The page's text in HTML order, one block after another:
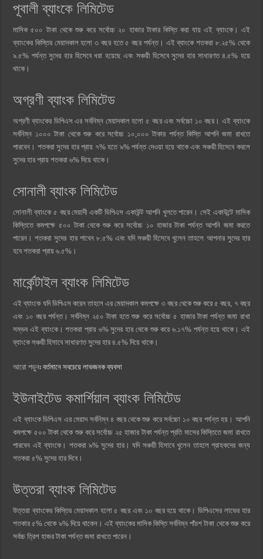
পূবালী ব্যাংকে লিমিটেড
মাসিক ৫০০ টাকা থেকে শুরু করে সর্বোচ্চ ২০ হাজার টাকার কিস্তি করা যায় এই ব্যাংকে। এই
ব্যাংকের কিস্তির মেয়াদকাল হলো ৩ বছর হতে ৫ বছর পর্যন্ত। এই ব্যাংকে শতকরা ৮.২৫% থেকে
৯.৫% পর্যন্ত সুদের হার হিসেবে ধরা হয়েছে এবং সঞ্চয়ী হিসেবে সুদের হার সাধারণত ৪.৫% হয়ে
থাকে।
অগ্রণী ব্যাংক লিমিটেড
অগ্রণী ব্যাংকের ডিপিএস এর সর্বনিম্ন মেয়াদকাল হলো ৫ বছর এবং সর্বচ্চো ১০ বছর। এই ব্যাংকে
সর্বনিম্ন ১০০০ টাকা থেকে শুরু করে সর্বোচ্চ ১০,০০০ টাকার পর্যন্ত কিস্তি আপনি জমা রাখতে
পারবেন। শতকরা সুদের হার প্রায় ৭% হতে ৯% পর্যন্ত দেওয়া হয়ে থাকে এবং সঞ্চয়ী হিসেবে করলে
সুদের হার প্রায় শতকরা ৬% দিয়ে থাকে।
সোনালী ব্যাংক লিমিটেড
সোনালী ব্যাংকে ৫ বছর মেয়াদী একটি ডিপিএস একাউন্ট আপনি খুলতে পারেন। সেই একাউন্টে মাসিক
কিস্তিতে কমপক্ষে ৫০০ টাকা থেকে শুরু করে সর্বোচ্চ ১০ হাজার টাকা পর্যন্ত আপনি জমা করতে
পারেন। শতকরা সুদের হার পাবেন ৮.৫% এবং যদি সঞ্চয়ী হিসেবে খুলেন তাহলে আপনার সুদের হার
হবে শতকরা প্রায় ৬.৫%।
মার্কেন্টাইল ব্যাংক লিমিটেড
এই ব্যাংকে যদি ডিপিএস করেন তাহলে এর মেয়াদকাল কমপক্ষে ৩ বছর থেকে শুরু করে ৫ বছর, ৭ বছর
এবং ১০ বছর পর্যন্ত। সর্বনিম্ন ২৫০ টাকা হতে শুরু করে সর্বোচ্চ ৫ হাজার টাকা পর্যন্ত জমা রাখা
সম্ভব এই ব্যাংকে। শতকরা প্রায় ৬% সুদের হার থেকে শুরু করে ৬.১৭% পর্যন্ত হয়ে থাকে। এই
ব্যাংকে সঞ্চয়ী হিসাবে সাধারণত সুদের হার ৪.৫% দিয়ে থাকে।
আরো পড়ুনঃবর্তমানে সবচেয়ে লাভজনক ব্যবসা
ইউনাইটেড কমার্শিয়াল ব্যাংক লিমিটেড
এই ব্যাংকে ডিপিএস এর মেয়াদ সর্বনিম্ন ৪ বছর থেকে শুরু করে সর্বচ্চো ১০ বছর পর্যন্ত হয়। আপনি
কমপক্ষে ৫০০ টাকা থেকে শুরু করে সর্বোচ্চ ২৫ হাজার টাকা পর্যন্ত প্রতি মাসের কিস্তিতে জমা রাখতে
পারবেন এই ব্যাংকে। শতকরা ৯% সুদের হার। যদি সঞ্চয়ী হিসাবে খুলেন তাহলে গ্রাহকদের জন্য
শতকরা ৫% সুদের হার দিবে।
উত্তরা ব্যাংক লিমিটেড
উত্তরা ব্যাংকের কিস্তির মেয়াদকাল হলো ৫ বছর এবং ১০ বছর হয়ে থাকে। ডিপিএসের লাভের হার
শতকার ৫% থেকে ৯% দিয়ে থাকেন। এই ব্যাংকের মাসিক কিস্তি সর্বনিম্ন পাঁচশ টাকা থেকে শুরু করে
সর্বচ্চ ত্রিশ হাজর টাকা পর্যন্ত জমা রাখতে পারেন।